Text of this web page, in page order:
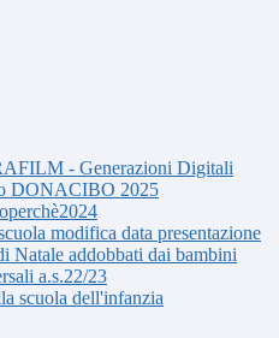
- Generazioni Digitali
DONACIBO 2025
modifica data presentazione
Natale addobbati dai bambini
a.s.22/23
scuola dell'infanzia